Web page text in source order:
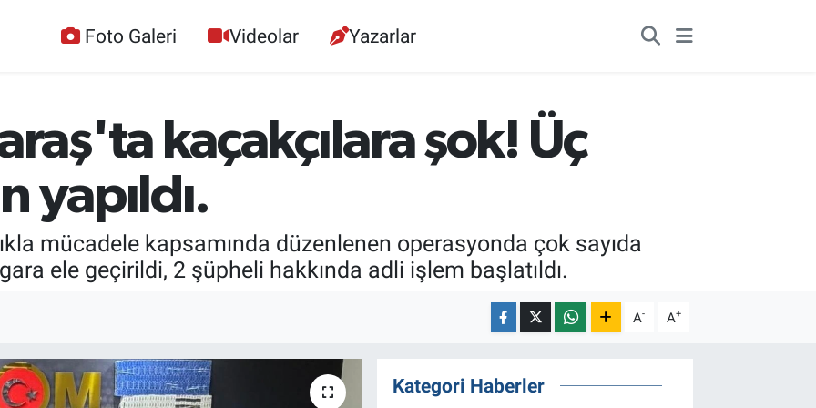
Foto Galeri Videolar Yazarlar
kaçakçılara şok! Üç
yapıldı.
mücadele kapsamında düzenlenen operasyonda çok sayıda
ele geçirildi, 2 şüpheli hakkında adli işlem başlatıldı.
A- A+
Kategori Haberler